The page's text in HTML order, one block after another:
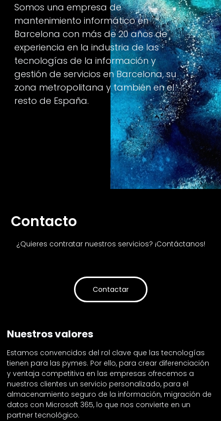
Somos una empresa de
mantenimiento informático en
Barcelona con más de 20 años de
experiencia en la industria de las
tecnologías de la información y
gestión de servicios en Barcelona, su
zona metropolitana y también en el
resto de España.
Contacto
¿Quieres contratar nuestros servicios? ¡Contáctanos!
Contactar
Nuestros valores
Estamos convencidos del rol clave que las tecnologías
tienen para las pymes. Por ello, para crear diferenciación
y ventaja competitiva en las empresas ofrecemos a
nuestros clientes un servicio personalizado, para el
almacenamiento seguro de la información, migración de
datos con Microsoft 365, lo que nos convierte en un
partner tecnológico.